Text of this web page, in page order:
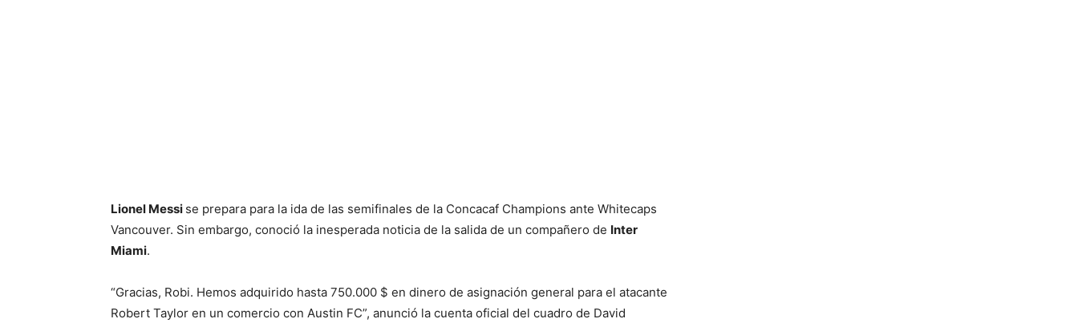
Lionel Messi se prepara para la ida de las semifinales de la Concacaf Champions ante Whitecaps
Vancouver. Sin embargo, conoció la inesperada noticia de la salida de un compañero de Inter
Miami.
“Gracias, Robi. Hemos adquirido hasta 750.000 $ en dinero de asignación general para el atacante
Robert Taylor en un comercio con Austin FC”, anunció la cuenta oficial del cuadro de David